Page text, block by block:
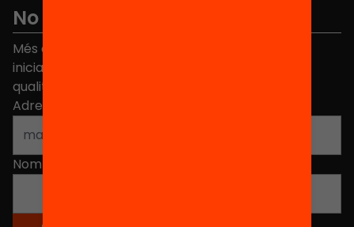
No et perdis res
Més de 40.000 persones ja han triat Equitat. Rep
iniciatives, propostes i projectes per millorar la
qualitat de l'educació a Catalunya.
Adreça electrònica
Nom